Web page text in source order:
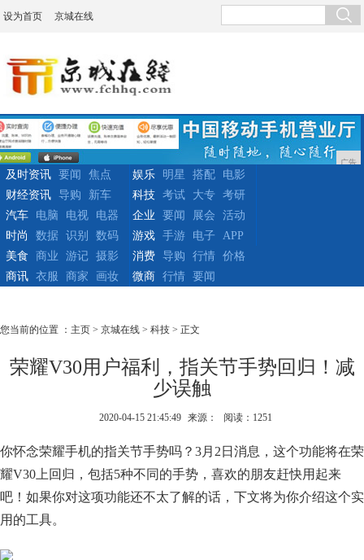
设为首页 京城在线
广告
及时资讯 要闻
焦点
财经资讯
导购 新车
娱乐 明星 搭配
电影
科技
考试 大专
考研
汽车
电脑 电视
电器
时尚
数据 识别 数码
企业 要闻 展会
活动
游戏
手游 电子
APP
美食
商业 游记
摄影
商讯
衣服 商家 画妆
消费 导购 行情
价格
微商
行情 要闻
您当前的位置 ： 主页 > 京城在线 > 科技 > 正文
荣耀V30用户福利，指关节手势回归！减
少误触
2020-04-15 21:45:49 来源： 阅读：1251
你怀念荣耀手机的指关节手势吗？3月2日消息，这个功能将在荣
耀V30上回归，包括5种不同的手势，喜欢的朋友赶快用起来
吧！如果你对这项功能还不太了解的话，下文将为你介绍这个实
用的工具。